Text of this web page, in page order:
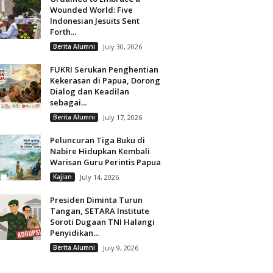
Wounded World: Five
Indonesian Jesuits Sent
Forth...
Berita Alumni July 30, 2026
FUKRI Serukan Penghentian
Kekerasan di Papua, Dorong
Dialog dan Keadilan
sebagai...
Berita Alumni July 17, 2026
Peluncuran Tiga Buku di
Nabire Hidupkan Kembali
Warisan Guru Perintis Papua
Kajian July 14, 2026
Presiden Diminta Turun
Tangan, SETARA Institute
Soroti Dugaan TNI Halangi
Penyidikan...
Berita Alumni July 9, 2026